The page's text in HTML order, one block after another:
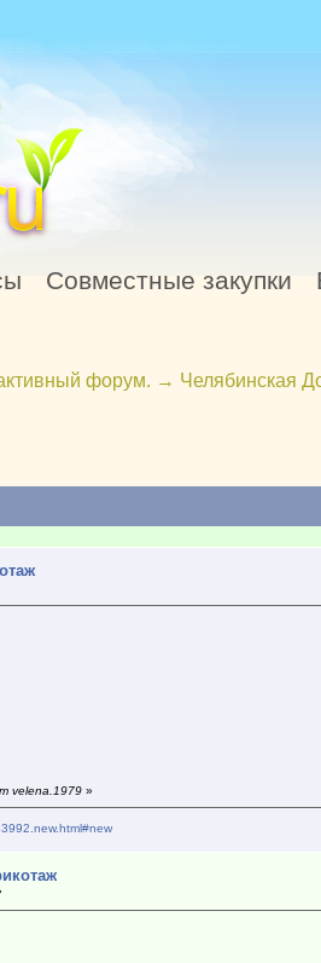
Совместные закупки
форум. → Челябинская
velena.1979 »